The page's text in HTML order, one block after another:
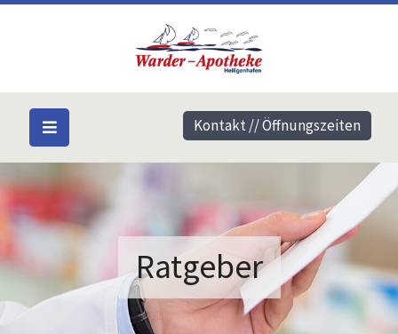
Ratgeber
Kontakt // Öffnungszeiten